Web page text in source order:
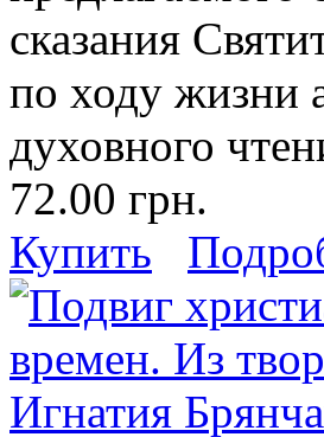
сказания
по ходу жизни
духовного
72.00 грн.
Купить